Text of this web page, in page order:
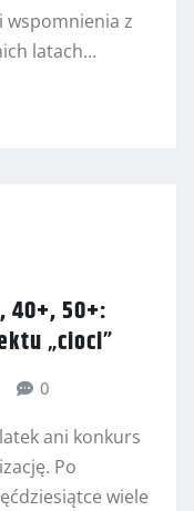
wspomnienia z
latach…
40+, 50+:
„cioci”
0
ani konkurs
Po
wiele